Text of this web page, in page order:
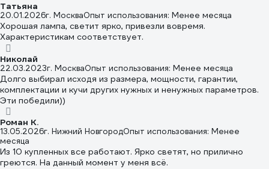
Татьяна
20.01.2026г. МоскваОпыт использования: Менее месяца
Хорошая лампа, светит ярко, привезли вовремя.
Характеристикам соответствует.
Николай
22.03.2023г. МоскваОпыт использования: Менее месяца
Долго выбирал исходя из размера, мощности, гарантии,
комплектации и кучи других нужных и ненужных параметров.
Эти победили))
Роман К.
13.05.2026г. Нижний НовгородОпыт использования: Менее
месяца
Из 10 купленных все работают. Ярко светят, но прилично
греются. На данный момент у меня всё.